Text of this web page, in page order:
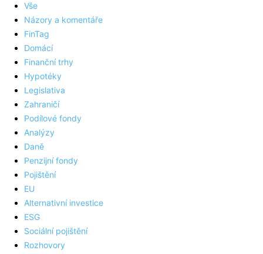
Vše
Názory a komentáře
FinTag
Domácí
Finanční trhy
Hypotéky
Legislativa
Zahraničí
Podílové fondy
Analýzy
Daně
Penzijní fondy
Pojištění
EU
Alternativní investice
ESG
Sociální pojištění
Rozhovory